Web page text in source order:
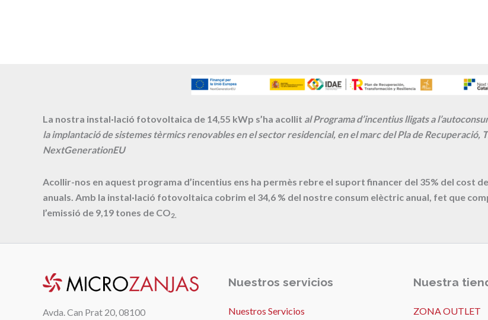
La nostra instal·lació fotovoltaica de 14,55 kWp s’ha acollit al Programa d’incentius lligats a
la implantació de sistemes tèrmics renovables en el sector residencial, en el marc del Pla de
NextGenerationEU
Acollir-nos en aquest programa d’incentius ens ha permès rebre el suport financer del 35% del cost
anuals. Amb la instal·lació fotovoltaica cobrim el 34,6 % del nostre consum elèctric anual, fet que
l’emissió de 9,19 tones de CO2.
Avda. Can Prat 20, 08100
Nuestros servicios
Nuestros Servicios
Nuestra
ZONA OUTLET